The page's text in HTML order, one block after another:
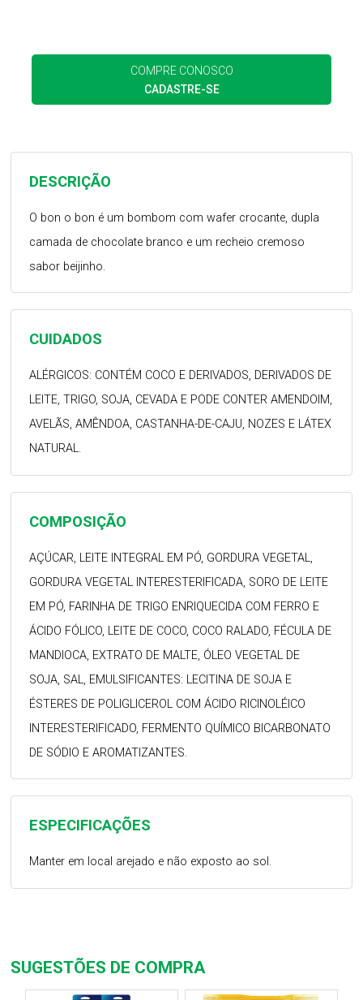
COMPRE CONOSCO
CADASTRE-SE
ESPECIFICAÇÕES
Manter em local arejado e não exposto ao sol.
COMPOSIÇÃO
AÇÚCAR, LEITE INTEGRAL EM PÓ, GORDURA VEGETAL,
GORDURA VEGETAL INTERESTERIFICADA, SORO DE LEITE
EM PÓ, FARINHA DE TRIGO ENRIQUECIDA COM FERRO E
ÁCIDO FÓLICO, LEITE DE COCO, COCO RALADO, FÉCULA DE
MANDIOCA, EXTRATO DE MALTE, ÓLEO VEGETAL DE
SOJA, SAL, EMULSIFICANTES: LECITINA DE SOJA E
ÉSTERES DE POLIGLICEROL COM ÁCIDO RICINOLÉICO
INTERESTERIFICADO, FERMENTO QUÍMICO BICARBONATO
DE SÓDIO E AROMATIZANTES.
CUIDADOS
ALÉRGICOS: CONTÉM COCO E DERIVADOS, DERIVADOS DE
LEITE, TRIGO, SOJA, CEVADA E PODE CONTER AMENDOIM,
AVELÃS, AMÊNDOA, CASTANHA-DE-CAJU, NOZES E LÁTEX
NATURAL.
DESCRIÇÃO
O bon o bon é um bombom com wafer crocante, dupla
camada de chocolate branco e um recheio cremoso
sabor beijinho.
SUGESTÕES DE COMPRA